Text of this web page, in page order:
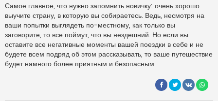
Самое главное, что нужно запомнить новичку: очень хорошо
выучите страну, в которую вы собираетесь. Ведь, несмотря на
ваши попытки выглядеть по-местному, как только вы
заговорите, то все поймут, что вы нездешний. Но если вы
оставите все негативные моменты вашей поездки в себе и не
будете всем подряд об этом рассказывать, то ваше путешествие
будет намного более приятным и безопасным